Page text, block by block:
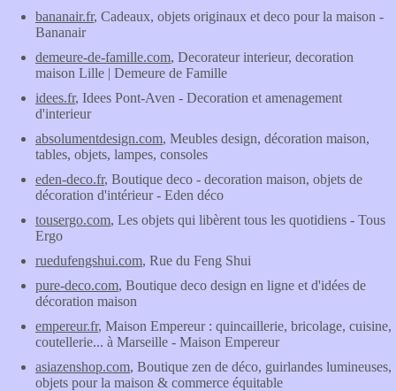
bananair.fr, Cadeaux, objets originaux et deco pour la maison -
Bananair
demeure-de-famille.com, Decorateur interieur, decoration
maison Lille | Demeure de Famille
idees.fr, Idees Pont-Aven - Decoration et amenagement
d'interieur
absolumentdesign.com, Meubles design, décoration maison,
tables, objets, lampes, consoles
eden-deco.fr, Boutique deco - decoration maison, objets de
décoration d'intérieur - Eden déco
tousergo.com, Les objets qui libèrent tous les quotidiens - Tous
Ergo
ruedufengshui.com, Rue du Feng Shui
pure-deco.com, Boutique deco design en ligne et d'idées de
décoration maison
empereur.fr, Maison Empereur : quincaillerie, bricolage, cuisine,
coutellerie... à Marseille - Maison Empereur
asiazenshop.com, Boutique zen de déco, guirlandes lumineuses,
objets pour la maison & commerce équitable